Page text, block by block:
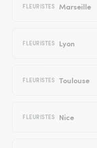
FLEURISTES Marseille
FLEURISTES Lyon
FLEURISTES Toulouse
FLEURISTES Nice